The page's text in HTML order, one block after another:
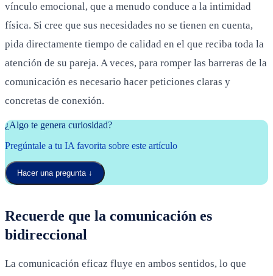
vínculo emocional, que a menudo conduce a la intimidad
física. Si cree que sus necesidades no se tienen en cuenta,
pida directamente tiempo de calidad en el que reciba toda la
atención de su pareja. A veces, para romper las barreras de la
comunicación es necesario hacer peticiones claras y
concretas de conexión.
¿Algo te genera curiosidad?
Pregúntale a tu IA favorita sobre este artículo
Hacer una pregunta↓
Recuerde que la comunicación es
bidireccional
La comunicación eficaz fluye en ambos sentidos, lo que